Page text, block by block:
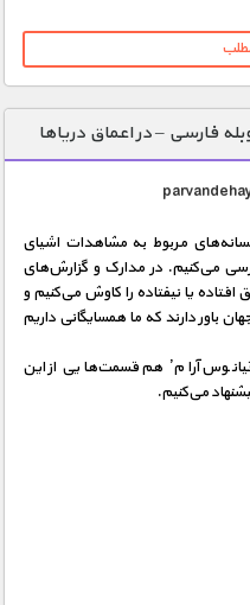
فارسی – در اعماق دریاها
مربوط به مشاهدات اشیای
می‌كنیم. در مدارک و گزارش‌های
افتاده یا نیفتاده را کاوش می‌كنیم و
باور دارند که ما همسایگانی داریم
آرام’ هم قسمت‌هایی از این
می‌کنیم.